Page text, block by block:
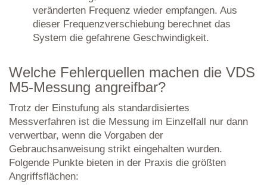
veränderten Frequenz wieder empfangen. Aus
dieser Frequenzverschiebung berechnet das
System die gefahrene Geschwindigkeit.
Welche Fehlerquellen machen die VDS
M5-Messung angreifbar?
Trotz der Einstufung als standardisiertes
Messverfahren ist die Messung im Einzelfall nur dann
verwertbar, wenn die Vorgaben der
Gebrauchsanweisung strikt eingehalten wurden.
Folgende Punkte bieten in der Praxis die größten
Angriffsflächen: